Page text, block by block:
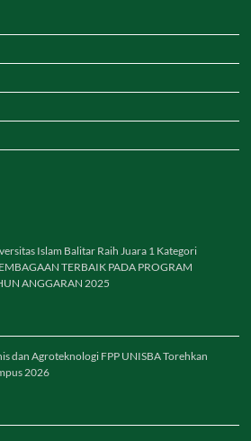
Islam Balitar Raih Juara 1 Kategori
TERBAIK PADA PROGRAM
ANGGARAN 2025
dan Agroteknologi FPP UNISBA Torehkan
2026